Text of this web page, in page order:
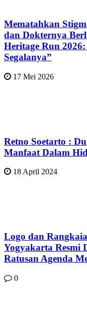
Mematahkan
dan Dokternya
Heritage Run
Segalanya”
17 Mei 2026
Retno Soetarto :
Manfaat Dalam
18 April 2024
Logo dan
Yogyakarta Resmi
Ratusan Agenda
0